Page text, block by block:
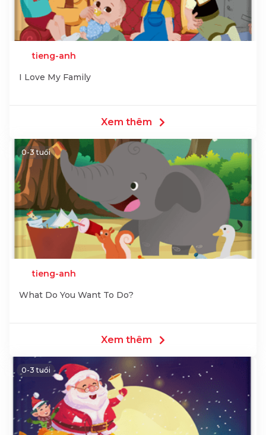
tieng-anh
I Love My Family
Xem thêm
0-3 tuổi
tieng-anh
What Do You Want To Do?
Xem thêm
0-3 tuổi